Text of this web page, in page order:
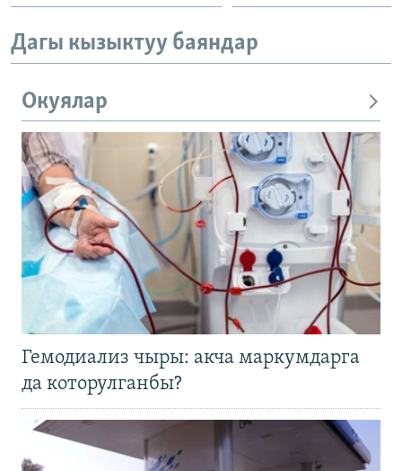
Дагы кызыктуу баяндар
Окуялар
Гемодиализ чыры: акча маркумдарга
да которулганбы?